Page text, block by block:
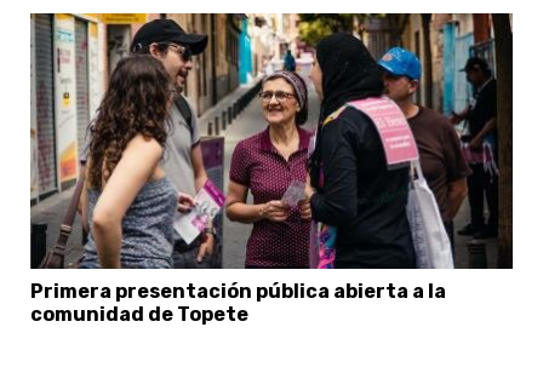
Primera presentación pública abierta a la
comunidad de Topete